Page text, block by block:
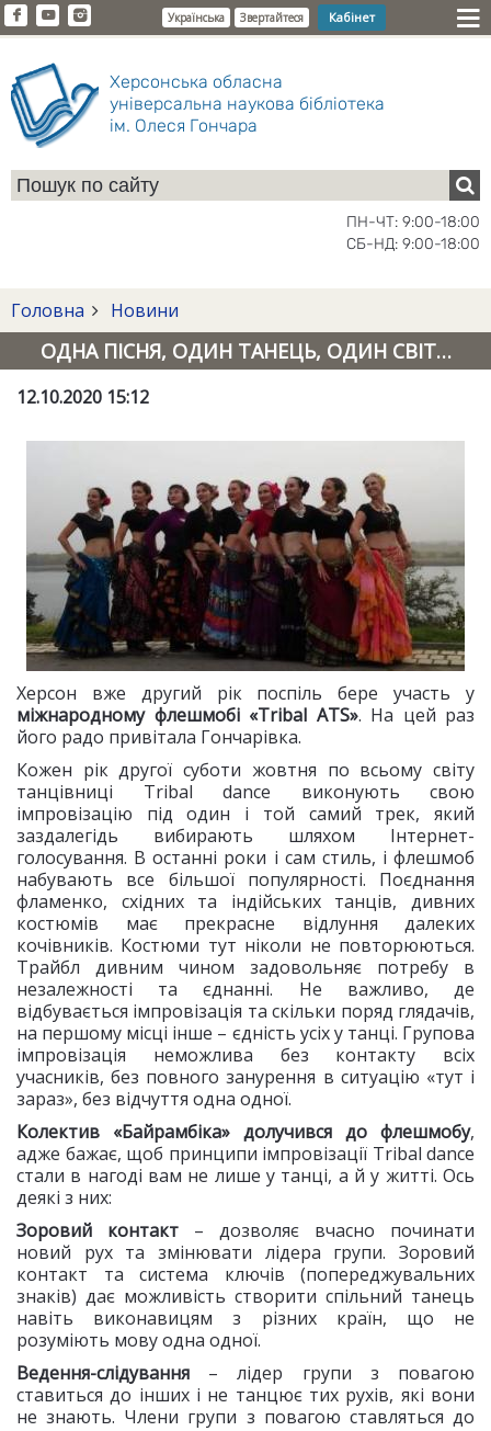
Українська Звертайтеся Кабінет
Херсонська обласна
універсальна наукова бібліотека
ім. Олеся Гончара
ПН-ЧТ: 9:00-18:00
СБ-НД: 9:00-18:00
Головна Новини
ОДНА ПІСНЯ, ОДИН ТАНЕЦЬ, ОДИН СВІТ…
12.10.2020 15:12
Херсон вже другий рік поспіль бере участь у
міжнародному флешмобі «Tribal ATS». На цей раз
його радо привітала Гончарівка.
Кожен рік другої суботи жовтня по всьому світу
танцівниці Tribal dance виконують свою
імпровізацію під один і той самий трек, який
заздалегідь вибирають шляхом Інтернет-
голосування. В останні роки і сам стиль, і флешмоб
набувають все більшої популярності. Поєднання
фламенко, східних та індійських танців, дивних
костюмів має прекрасне відлуння далеких
кочівників. Костюми тут ніколи не повторюються.
Трайбл дивним чином задовольняє потребу в
незалежності та єднанні. Не важливо, де
відбувається імпровізація та скільки поряд глядачів,
на першому місці інше – єдність усіх у танці. Групова
імпровізація неможлива без контакту всіх
учасників, без повного занурення в ситуацію «тут і
зараз», без відчуття одна одної.
Колектив «Байрамбіка» долучився до флешмобу,
адже бажає, щоб принципи імпровізації Tribal dance
стали в нагоді вам не лише у танці, а й у житті. Ось
деякі з них:
Зоровий контакт –­ дозволяє вчасно починати
новий рух та змінювати лідера групи. Зоровий
контакт та система ключів (попереджувальних
знаків) дає можливість створити спільний танець
навіть виконавицям з різних країн, що не
розуміють мову одна одної.
Ведення-слідування – лідер групи з повагою
ставиться до інших і не танцює тих рухів, які вони
не знають. Члени групи з повагою ставляться до